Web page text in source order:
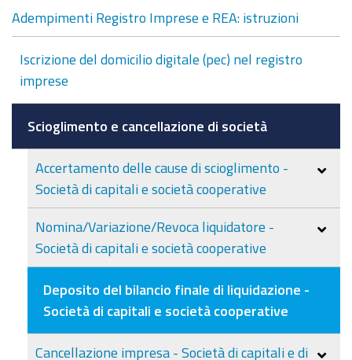
Adempimenti Registro Imprese e REA: istruzioni
Iscrizione del domicilio digitale (pec) nel registro
imprese
Scioglimento e cancellazione di società
Accertamento delle cause di scioglimento -
Società di capitali e società cooperative
Nomina/Variazione/Revoca liquidatore -
Società di capitali e società cooperative
Deposito del bilancio finale di liquidazione -
Società di capitali e società cooperative
Cancellazione impresa - Società di capitali e di